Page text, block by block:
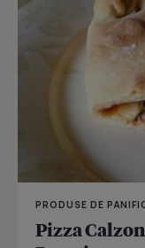
PRODUSE DE
Pizza